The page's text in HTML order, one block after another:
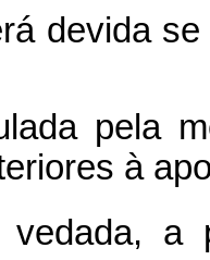
devida
pela
à
a